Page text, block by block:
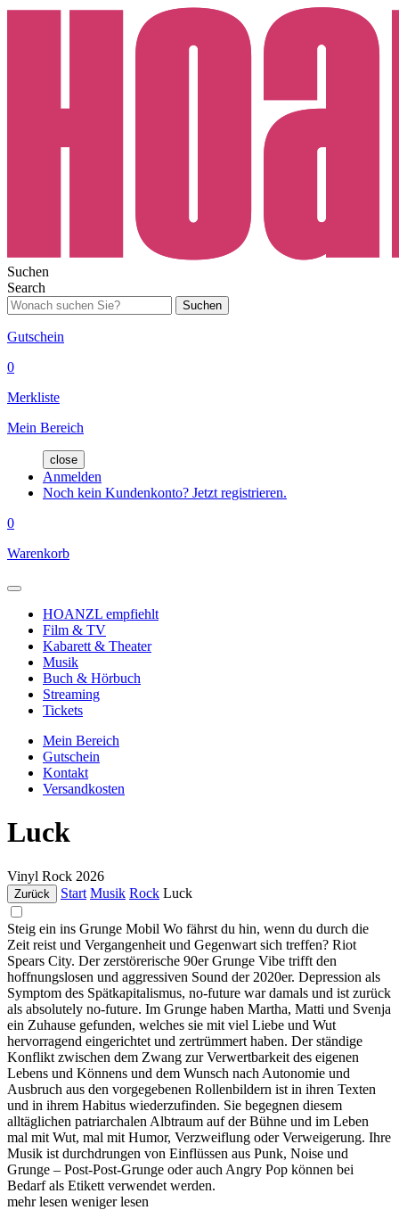
Suchen
Search
Suchen
Gutschein
0
Merkliste
Mein Bereich
close
Anmelden
Noch kein Kundenkonto? Jetzt registrieren.
0
Warenkorb
HOANZL empfiehlt
Film & TV
Kabarett & Theater
Musik
Buch & Hörbuch
Streaming
Tickets
Mein Bereich
Gutschein
Kontakt
Versandkosten
Luck
Vinyl Rock 2026
Zurück Start Musik Rock Luck
Steig ein ins Grunge Mobil Wo fährst du hin, wenn du durch die
Zeit reist und Vergangenheit und Gegenwart sich treffen? Riot
Spears City. Der zerstörerische 90er Grunge Vibe trifft den
hoffnungslosen und aggressiven Sound der 2020er. Depression als
Symptom des Spätkapitalismus, no-future war damals und ist zurück
als absolutely no-future. Im Grunge haben Martha, Matti und Svenja
ein Zuhause gefunden, welches sie mit viel Liebe und Wut
hervorragend eingerichtet und zertrümmert haben. Der ständige
Konflikt zwischen dem Zwang zur Verwertbarkeit des eigenen
Lebens und Könnens und dem Wunsch nach Autonomie und
Ausbruch aus den vorgegebenen Rollenbildern ist in ihren Texten
und in ihrem Habitus wiederzufinden. Sie begegnen diesem
alltäglichen patriarchalen Albtraum auf der Bühne und im Leben
mal mit Wut, mal mit Humor, Verzweiflung oder Verweigerung. Ihre
Musik ist durchdrungen von Einflüssen aus Punk, Noise und
Grunge – Post-Post-Grunge oder auch Angry Pop können bei
Bedarf als Etikett verwendet werden.
mehr lesen weniger lesen